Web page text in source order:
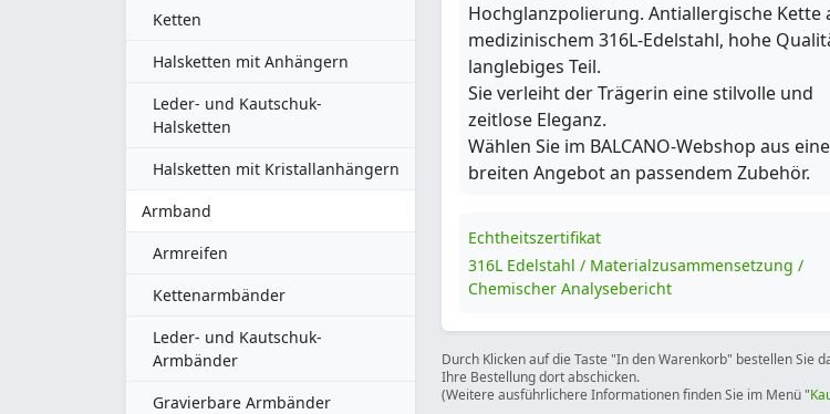
Ketten
Halsketten mit Anhängern
Leder- und Kautschuk-
Halsketten
Halsketten mit Kristallanhängern
Armband
Armreifen
Kettenarmbänder
Leder- und Kautschuk-
Armbänder
Gravierbare Armbänder
Hochglanzpolierung. Antiallergische Kette
medizinischem 316L-Edelstahl, hohe
langlebiges Teil.
Sie verleiht der Trägerin eine stilvolle und
zeitlose Eleganz.
Wählen Sie im BALCANO-Webshop aus
breiten Angebot an passendem Zubehör.
Echtheitszertifikat
316L Edelstahl / Materialzusammensetzung /
Chemischer Analysebericht
Durch Klicken auf die Taste "In den Warenkorb" bestellen Sie
Ihre Bestellung dort abschicken.
(Weitere ausführlichere Informationen finden Sie im Menü "